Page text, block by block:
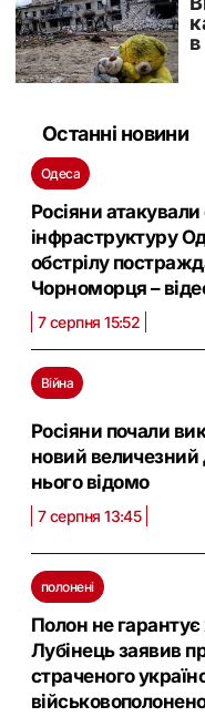
Останні новини
Одеса
Росіяни
інфраструктуру
обстрілу
Чорноморця –
7 серпня 15:52
Війна
Росіяни почали
новий
нього відомо
7 серпня 13:45
полонені
Полон не
Лубінець заявив
страченого